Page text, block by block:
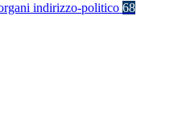
indirizzo-politico 68